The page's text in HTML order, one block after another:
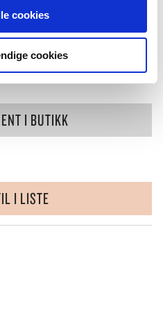
cookies
cookies
ANTALL
NETT
I BUTIKK
I LISTE